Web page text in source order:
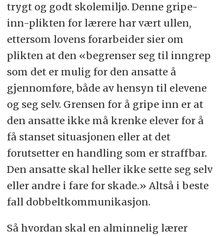
trygt og godt skolemiljø. Denne gripe-
inn-plikten for lærere har vært ullen,
ettersom lovens forarbeider sier om
plikten at den «begrenser seg til inngrep
som det er mulig for den ansatte å
gjennomføre, både av hensyn til elevene
og seg selv. Grensen for å gripe inn er at
den ansatte ikke må krenke elever for å
få stanset situasjonen eller at det
forutsetter en handling som er straffbar.
Den ansatte skal heller ikke sette seg selv
eller andre i fare for skade.» Altså i beste
fall dobbeltkommunikasjon.
Så hvordan skal en alminnelig lærer